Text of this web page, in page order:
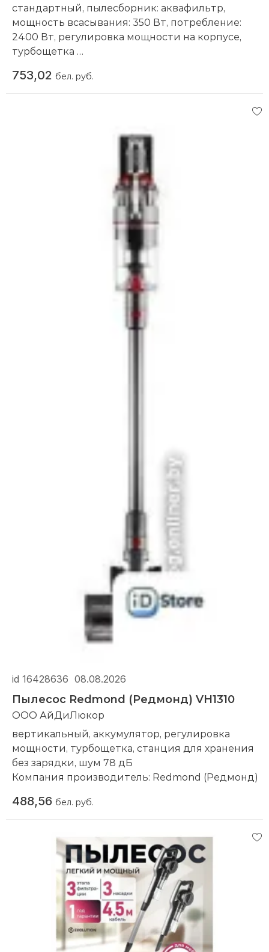
стандартный, пылесборник: аквафильтр,
мощность всасывания: 350 Вт, потребление:
2400 Вт, регулировка мощности на корпусе,
турбощетка
753,02 бел. руб.
id 16428636 08.08.2026
Пылесос Redmond (Редмонд) VH1310
ООО АйДиЛюкор
вертикальный, аккумулятор, регулировка
мощности, турбощетка, станция для хранения
без зарядки, шум 78 дБ
Компания производитель: Redmond (Редмонд)
488,56 бел. руб.